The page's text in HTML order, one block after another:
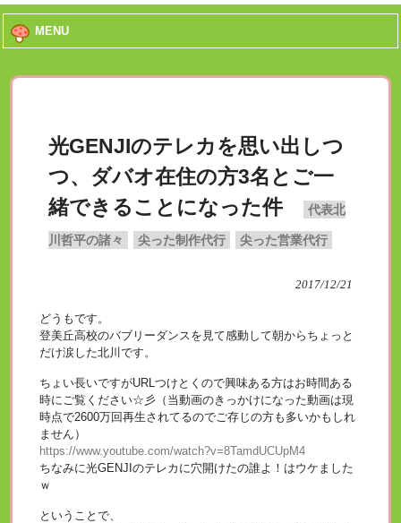
MENU
光GENJIのテレカを思い出しつ
つ、ダバオ在住の方3名とご一
緒できることになった件
代表北
川哲平の諸々 尖った制作代行 尖った営業代行
2017/12/21
どうもです。
登美丘高校のバブリーダンスを見て感動して朝からちょっと
だけ涙した北川です。
ちょい長いですがURLつけとくので興味ある方はお時間ある
時にご覧ください☆彡（当動画のきっかけになった動画は現
時点で2600万回再生されてるのでご存じの方も多いかもしれ
ません）
https://www.youtube.com/watch?v=8TamdUCUpM4
ちなみに光GENJIのテレカに穴開けたの誰よ！はウケました
ｗ
ということで、